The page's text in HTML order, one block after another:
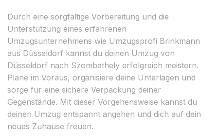
Durch eine sorgfältige Vorbereitung und die
Unterstützung eines erfahrenen
Umzugsunternehmens wie Umzugsprofi Brinkmann
aus Düsseldorf kannst du deinen Umzug von
Düsseldorf nach Szombathely erfolgreich meistern.
Plane im Voraus, organisiere deine Unterlagen und
sorge für eine sichere Verpackung deiner
Gegenstände. Mit dieser Vorgehensweise kannst du
deinen Umzug entspannt angehen und dich auf dein
neues Zuhause freuen.